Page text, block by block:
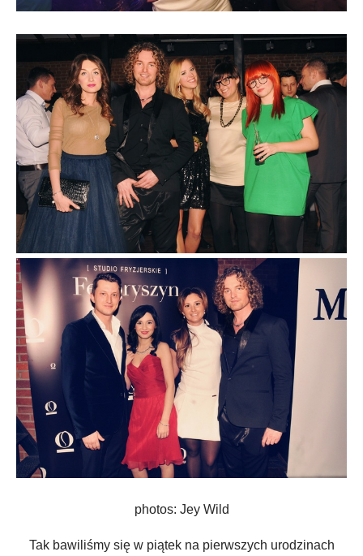
photos: Jey Wild
Tak bawiliśmy się w piątek na pierwszych urodzinach